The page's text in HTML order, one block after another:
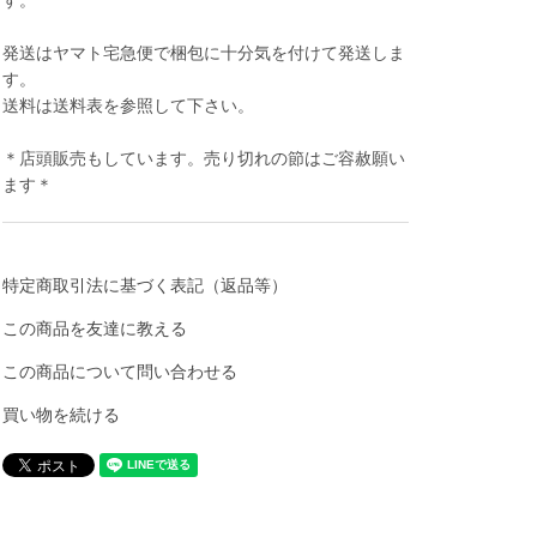
発送はヤマト宅急便で梱包に十分気を付けて発送しま
す。
送料は送料表を参照して下さい。
＊店頭販売もしています。売り切れの節はご容赦願い
ます＊
特定商取引法に基づく表記（返品等）
この商品を友達に教える
この商品について問い合わせる
買い物を続ける